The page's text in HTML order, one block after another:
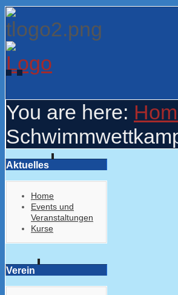
You are here:
Aktuelles
Home
Events und
Veranstaltungen
Kurse
Verein